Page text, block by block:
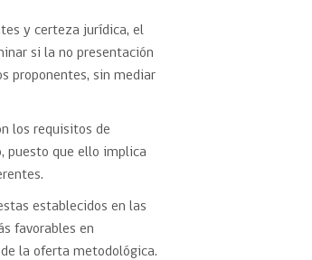
y certeza jurídica, el
si la no presentación
proponentes, sin mediar
los requisitos de
puesto que ello implica
establecidos en las
favorables en
la oferta metodológica.